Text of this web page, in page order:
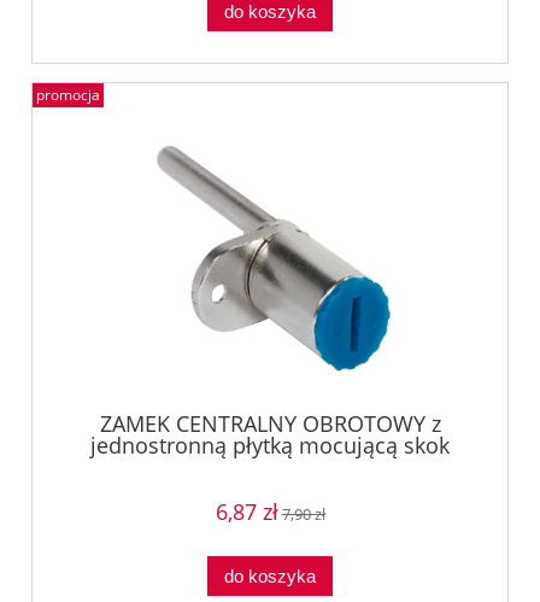
do koszyka
ZAMEK CENTRALNY OBROTOWY z
jednostronną płytką mocującą skok
12mm , SYMO 3000, NIKIEL Häfele
6,87 zł7,90 zł
do koszyka
promocja